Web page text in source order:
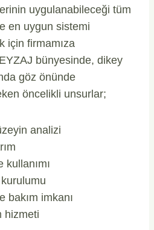
uygulanabileceği tüm
en uygun sistemi
için firmamıza
bünyesinde, dikey
göz önünde
öncelikli unsurlar;
analizi
bakım imkanı
hizmeti